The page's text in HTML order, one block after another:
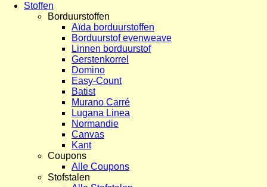
Stoffen
Borduurstoffen
Aïda borduurstoffen
Borduurstof evenweave
Linnen borduurstof
Gerstenkorrel
Domino
Easy-Count
Batist
Murano Carré
Lugana Linea
Normandie
Canvas
Kant
Coupons
Alle Coupons
Stofstalen